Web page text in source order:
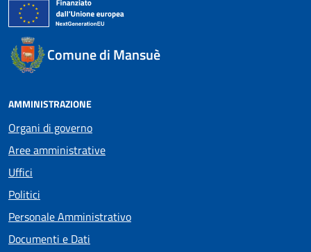
Comune di Mansuè
AMMINISTRAZIONE
Organi di governo
Aree amministrative
Uffici
Politici
Personale Amministrativo
Documenti e Dati